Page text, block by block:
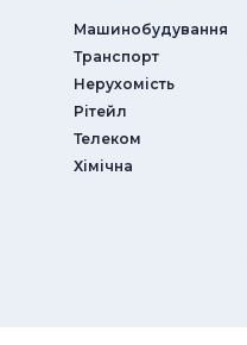
Машинобудування
Транспорт
Нерухомість
Рітейл
Телеком
Хімічна